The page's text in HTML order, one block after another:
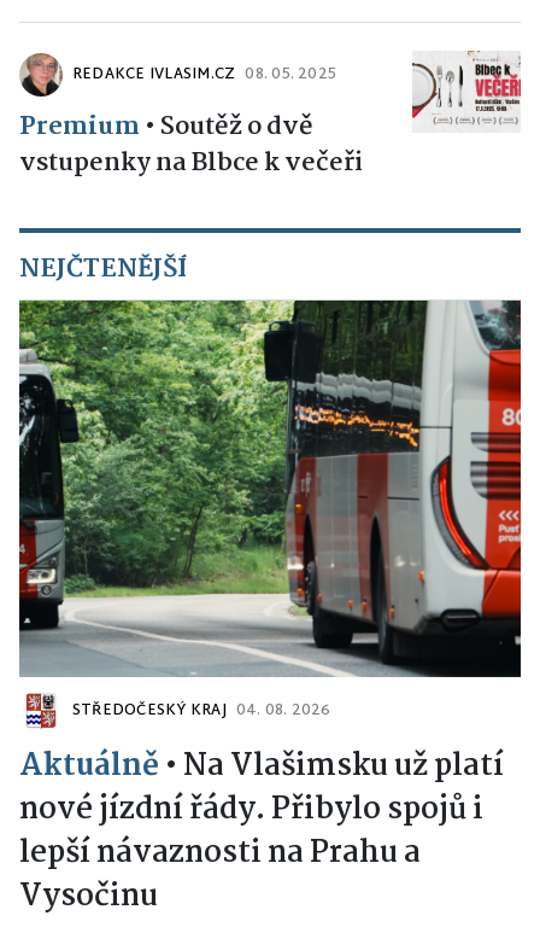
REDAKCE IVLASIM.CZ 08. 05. 2025
Premium • Soutěž o dvě
vstupenky na Blbce k večeři
NEJČTENĚJŠÍ
STŘEDOČESKÝ KRAJ 04. 08. 2026
Aktuálně • Na Vlašimsku už platí
nové jízdní řády. Přibylo spojů i
lepší návaznosti na Prahu a
Vysočinu